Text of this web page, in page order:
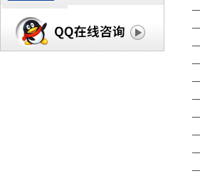
—
—
—
—
—
—
—
—
—
—